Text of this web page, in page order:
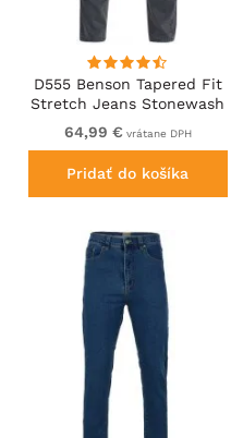
D555 Benson Tapered Fit
Stretch Jeans Stonewash
64,99 € vrátane DPH
Pridať do košíka